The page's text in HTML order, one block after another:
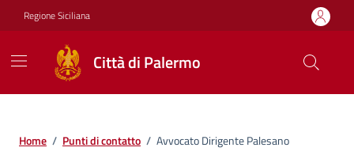
Vai ai contenuti
Vai al footer
Regione Siciliana
Città di Palermo
Home / Punti di contatto / Avvocato Dirigente Palesano